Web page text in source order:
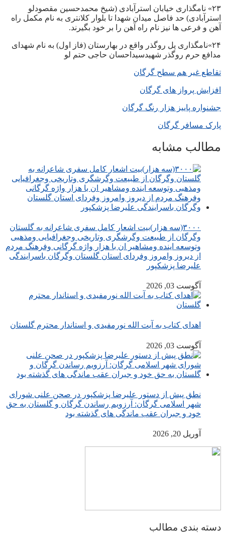
۲۳» نامگذاری خیابان استرآبادی (شیخ محمدحسین مقصودلو
استرآبادی) حد فاصل میدان شهدا تا بلوار کلانتری به نام مکمل راه
آهن و فرعی ها نیز نام راه آهن را بر خود بگیرند.
۲۴»نامگذاری پل روگذر واقع در بهارستان (فاز اول) به نام شهدای
مدافع حرم روگذر شهیدسیداحسان حاجی حتم لو
تقاطع غیر هم سطح گرگان
افزایش پرواز های گرگان
جشنواره پاییز هزار رنگ گرگان
پارک مسافر گرگان
مطالب مشابه
۳۰۰۰(سه هزار)بیت اشعار کامل سفری شاعرانه به گلستان
وگرگان از طبیعت وگرشگری وتاریخی وجغرافیایی ومذهبی
وتوسعه اینده ومشاهیر ان با هزار واژه گرگانی وفرهنگ مردم
از دیروز وامروز وفردای استان گلستان وگرگان باسرایندگی
علیرضا پزشکپور
آگوست 03, 2026
اهدای کتاب به آیت الله نورمفیدی و استاندار محترم گلستان
آگوست 03, 2026
نطق پیش از دستور علیرضا پزشکپور در صحن علنی شورای
شهر اسلامی گرگان: آرزویم رساندن گرگان و گلستان به حق
خود و جبران عقب ماندگی های گذشته بود
آوریل 20, 2026
دسته بندی مطالب